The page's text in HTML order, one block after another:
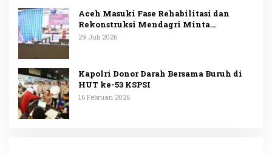
Aceh Masuki Fase Rehabilitasi dan
Rekonstruksi Mendagri Minta
Penggunaan Anggaran Dipublikasikan
29 Juli 2026
Kapolri Donor Darah Bersama Buruh di
HUT ke-53 KSPSI
16 Februari 2026